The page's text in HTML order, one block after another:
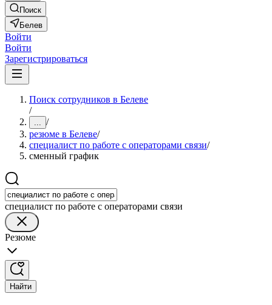
Поиск
Белев
Войти
Войти
Зарегистрироваться
Поиск сотрудников в Белеве
/
... /
резюме в Белеве/
специалист по работе с операторами связи/
сменный график
специалист по работе с операторами связи
Резюме
Найти